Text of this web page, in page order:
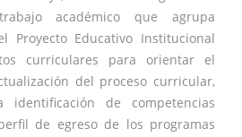
académico que agrupa
Proyecto Educativo Institucional
curriculares para orientar el
del proceso curricular,
de competencias
de egreso de los programas